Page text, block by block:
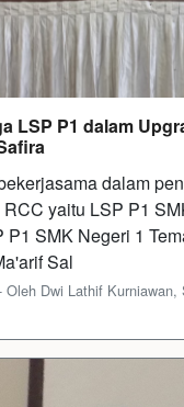
LSP P1 dalam
dalam
yaitu LSP P1
P1 SMK Negeri 1
Sal
Oleh Dwi Lathif